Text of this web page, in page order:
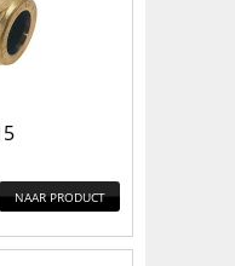
NAAR PRODUCT